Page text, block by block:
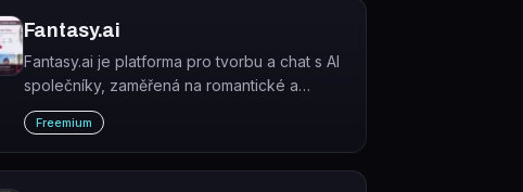
Fantasy.ai
Fantasy.ai je platforma pro tvorbu a chat s AI
společníky, zaměřená na romantické a
dospělé interakce.
Freemium